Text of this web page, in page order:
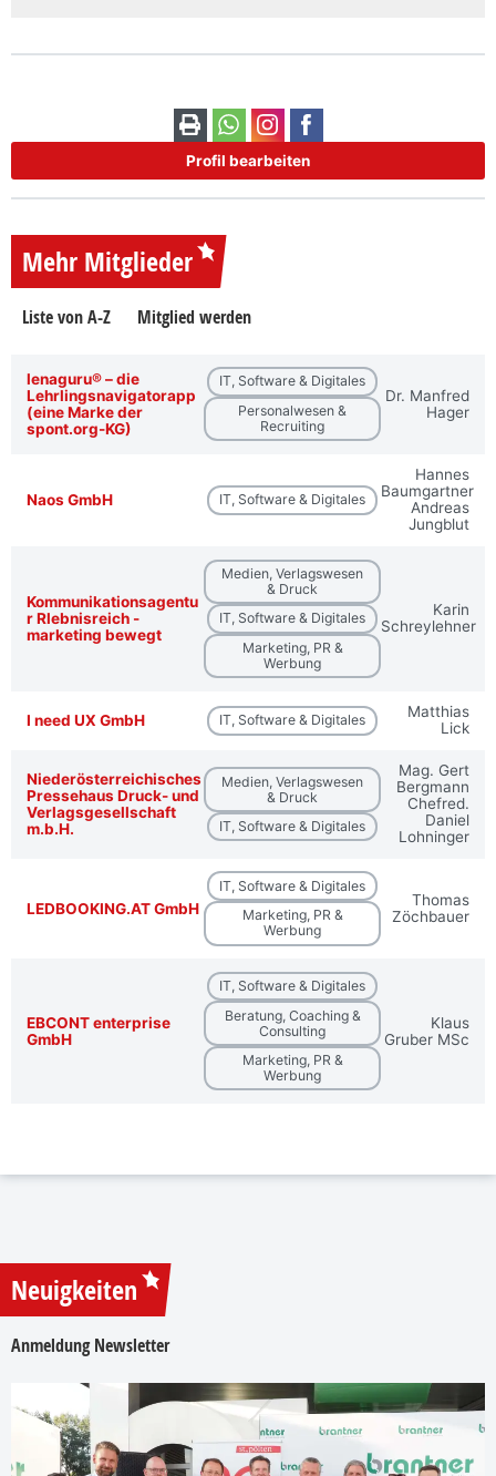
Profil bearbeiten
Mehr Mitglieder
Liste von A-Z Mitglied werden
lenaguru® – die
Lehrlingsnavigatorapp
(eine Marke der
spont.org-KG)
IT, Software & Digitales
Personalwesen &
Recruiting
Dr. Manfred
Hager
Naos GmbH IT, Software & Digitales
Hannes
Baumgartner
Andreas
Jungblut
Kommunikationsagentu
r Rlebnisreich -
marketing bewegt
Medien, Verlagswesen
& Druck
IT, Software & Digitales
Marketing, PR &
Werbung
Karin
Schreylehner
I need UX GmbH IT, Software & Digitales
Matthias
Lick
Niederösterreichisches
Pressehaus Druck- und
Verlagsgesellschaft
m.b.H.
Medien, Verlagswesen
& Druck
IT, Software & Digitales
Mag. Gert
Bergmann
Chefred.
Daniel
Lohninger
LEDBOOKING.AT GmbH
IT, Software & Digitales
Marketing, PR &
Werbung
Thomas
Zöchbauer
EBCONT enterprise
GmbH
IT, Software & Digitales
Beratung, Coaching &
Consulting
Marketing, PR &
Werbung
Klaus
Gruber MSc
Neuigkeiten
Anmeldung Newsletter